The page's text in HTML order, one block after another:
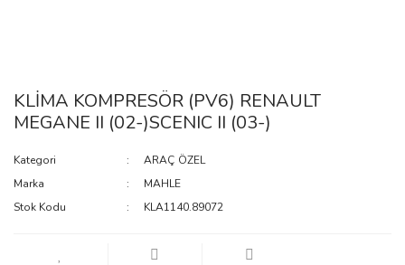
KLİMA KOMPRESÖR (PV6) RENAULT
MEGANE II (02-)SCENIC II (03-)
Kategori
ARAÇ ÖZEL
Marka
MAHLE
Stok Kodu
KLA1140.89072